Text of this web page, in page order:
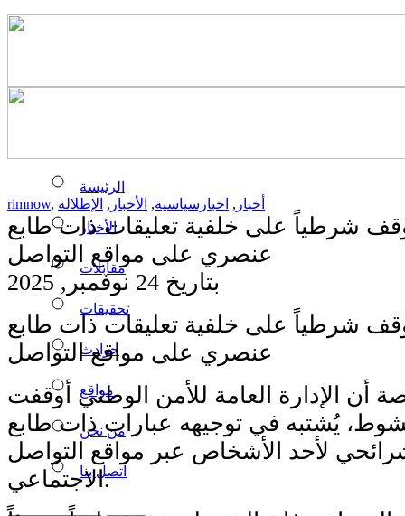
الرئيسة
الأخبار
مقابلات
تحقيقات
حوادث
مواقع
من نحن
اتصل بنا
rimnow, أخبار , اخبارسياسية, الأخبار , الإطلالة
شرطياً على خلفية تعليقات ذات طابع
عنصري على مواقع التواصل
بتاريخ 24 نوفمبر, 2025
شرطياً على خلفية تعليقات ذات طابع
عنصري على مواقع التواصل
أن الإدارة العامة للأمن الوطني أوقفت
يُشتبه في توجيهه عبارات ذات طابع
لأحد الأشخاص عبر مواقع التواصل
الاجتماعي.